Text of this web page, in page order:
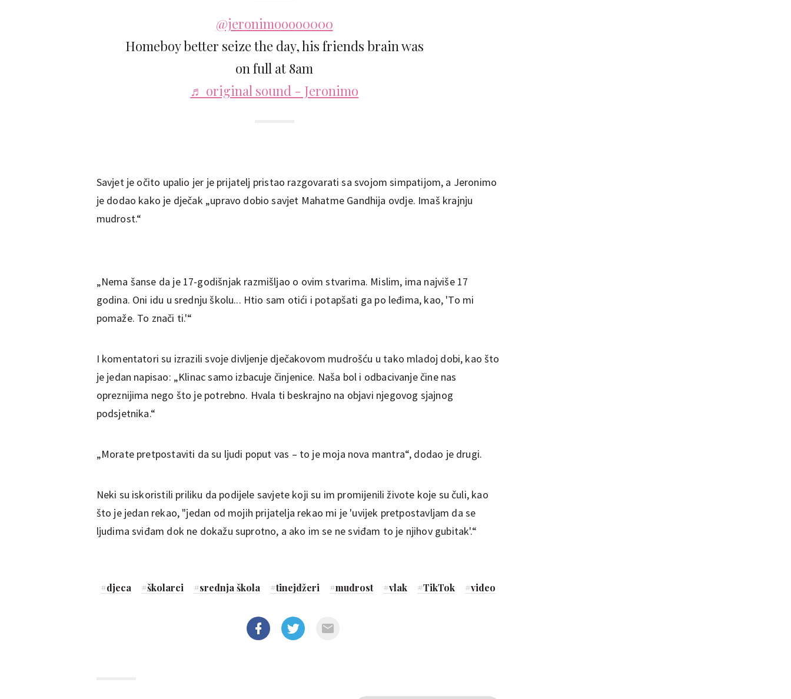
@jeronimoooo0000
Homeboy better seize the day, his friends brain was
on full at 8am
♬ original sound - Jeronimo
Savjet je očito upalio jer je prijatelj pristao razgovarati sa svojom simpatijom, a Jeronimo
je dodao kako je dječak „upravo dobio savjet Mahatme Gandhija ovdje. Imaš krajnju
mudrost.“
„Nema šanse da je 17-godišnjak razmišljao o ovim stvarima. Mislim, ima najviše 17
godina. Oni idu u srednju školu... Htio sam otići i potapšati ga po leđima, kao, 'To mi
pomaže. To znači ti.'“
I komentatori su izrazili svoje divljenje dječakovom mudrošću u tako mladoj dobi, kao što
je jedan napisao: „Klinac samo izbacuje činjenice. Naša bol i odbacivanje čine nas
opreznijima nego što je potrebno. Hvala ti beskrajno na objavi njegovog sjajnog
podsjetnika.“
„Morate pretpostaviti da su ljudi poput vas – to je moja nova mantra“, dodao je drugi.
Neki su iskoristili priliku da podijele savjete koji su im promijenili živote koje su čuli, kao
što je jedan rekao, "jedan od mojih prijatelja rekao mi je 'uvijek pretpostavljam da se
ljudima sviđam dok ne dokažu suprotno, a ako im se ne sviđam to je njihov gubitak'.“
#djeca #školarci #srednja škola #tinejdžeri #mudrost #vlak #TikTok #video